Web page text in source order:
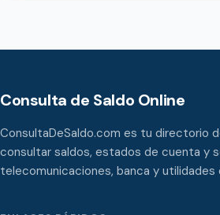
Consulta de Saldo Online
ConsultaDeSaldo.com es tu directorio
consultar saldos, estados de cuenta y
telecomunicaciones, banca y utilidades